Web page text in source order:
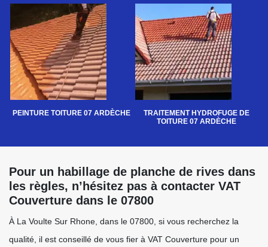
PEINTURE TOITURE 07 ARDÈCHE
TRAITEMENT HYDROFUGE DE
TOITURE 07 ARDÈCHE
Pour un habillage de planche de rives dans
les règles, n’hésitez pas à contacter VAT
Couverture dans le 07800
À La Voulte Sur Rhone, dans le 07800, si vous recherchez la
qualité, il est conseillé de vous fier à VAT Couverture pour un